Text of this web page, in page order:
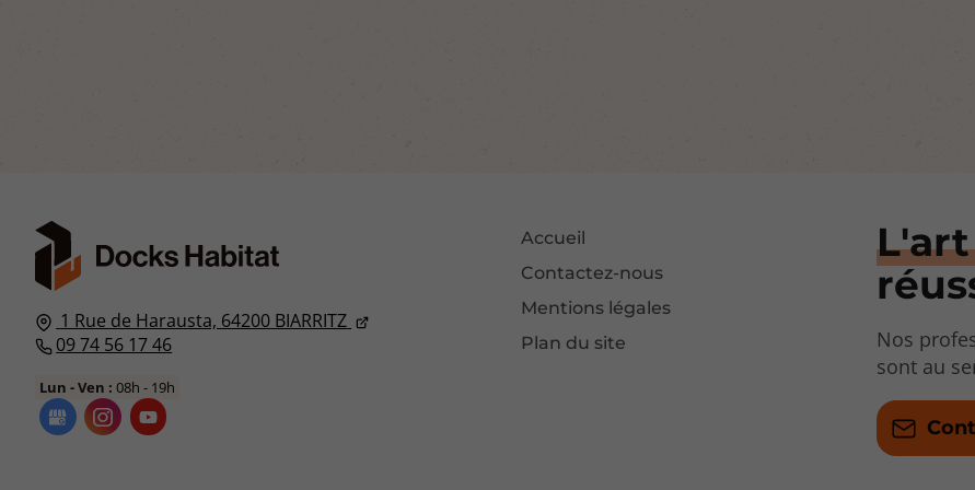
1 Rue de Harausta, 64200 BIARRITZ
09 74 56 17 46
Lun - Ven :08h - 19h
Accueil
Contactez-nous
Mentions légales
Plan du site
Nos
sont au